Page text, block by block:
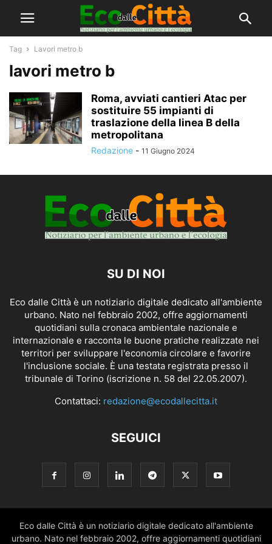
Tag Lavori metro b
lavori metro b
Roma, avviati cantieri Atac per
sostituire 55 impianti di
traslazione della linea B della
metropolitana
Redazione - 11 Giugno 2024
SU DI NOI
Eco dalle Città è un notiziario digitale dedicato all'ambiente
urbano. Nato nel febbraio 2002, offre aggiornamenti
quotidiani sulla cronaca ambientale nazionale e
internazionale e racconta le buone pratiche realizzate nei
territori per sviluppare l'economia circolare e favorire
l'inclusione sociale. È una testata registrata presso il
tribunale di Torino (iscrizione n. 58 del 22.05.2007).
Contattaci: redazione@ecodallecitta.it
SEGUICI
Eco dalle Città è un notiziario digitale dedicato all'ambiente
urbano. Nato nel febbraio 2002, offre aggiornamenti quotidiani